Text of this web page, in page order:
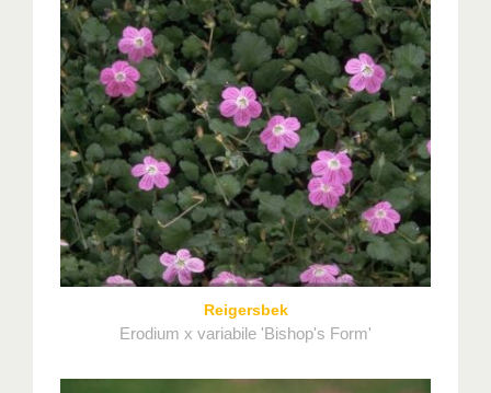
Reigersbek
Erodium x variabile 'Bishop's Form'